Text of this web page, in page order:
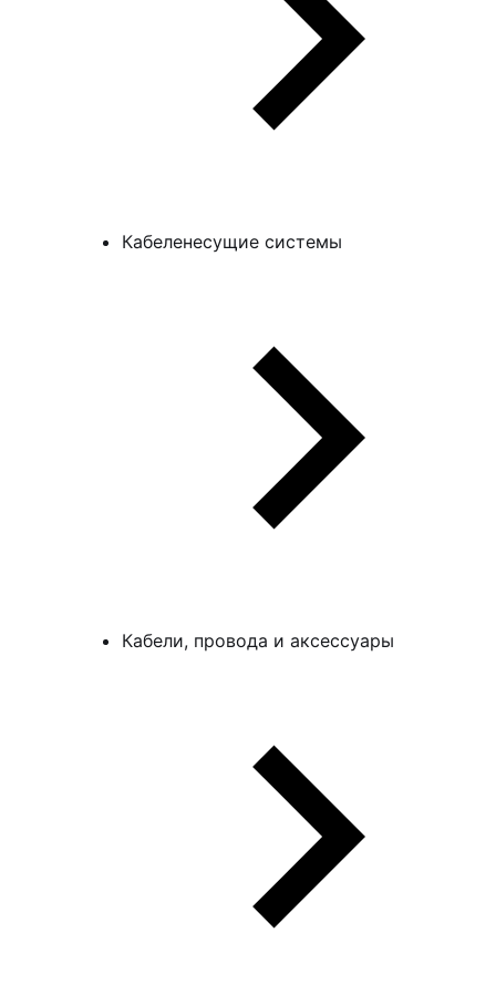
Кабеленесущие системы
Кабели, провода и аксессуары